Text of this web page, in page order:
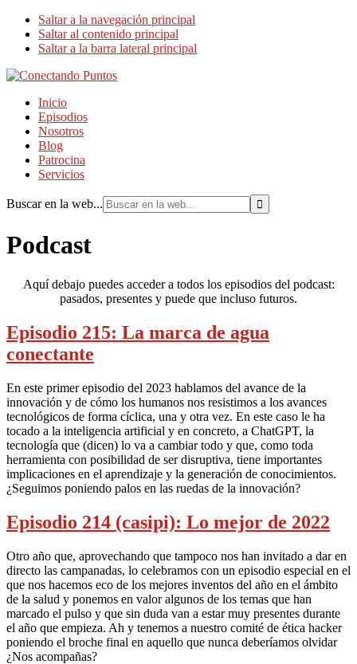
Saltar a la navegación principal
Saltar al contenido principal
Saltar a la barra lateral principal
Inicio
Episodios
Nosotros
Blog
Patrocina
Servicios
Buscar en la web...
Podcast
Aquí debajo puedes acceder a todos los episodios del podcast:
pasados, presentes y puede que incluso futuros.
Episodio 215: La marca de agua
conectante
En este primer episodio del 2023 hablamos del avance de la
innovación y de cómo los humanos nos resistimos a los avances
tecnológicos de forma cíclica, una y otra vez. En este caso le ha
tocado a la inteligencia artificial y en concreto, a ChatGPT, la
tecnología que (dicen) lo va a cambiar todo y que, como toda
herramienta con posibilidad de ser disruptiva, tiene importantes
implicaciones en el aprendizaje y la generación de conocimientos.
¿Seguimos poniendo palos en las ruedas de la innovación?
Episodio 214 (casipi): Lo mejor de 2022
Otro año que, aprovechando que tampoco nos han invitado a dar en
directo las campanadas, lo celebramos con un episodio especial en el
que nos hacemos eco de los mejores inventos del año en el ámbito
de la salud y ponemos en valor algunos de los temas que han
marcado el pulso y que sin duda van a estar muy presentes durante
el año que empieza. Ah y tenemos a nuestro comité de ética hacker
poniendo el broche final en aquello que nunca deberíamos olvidar
¿Nos acompañas?